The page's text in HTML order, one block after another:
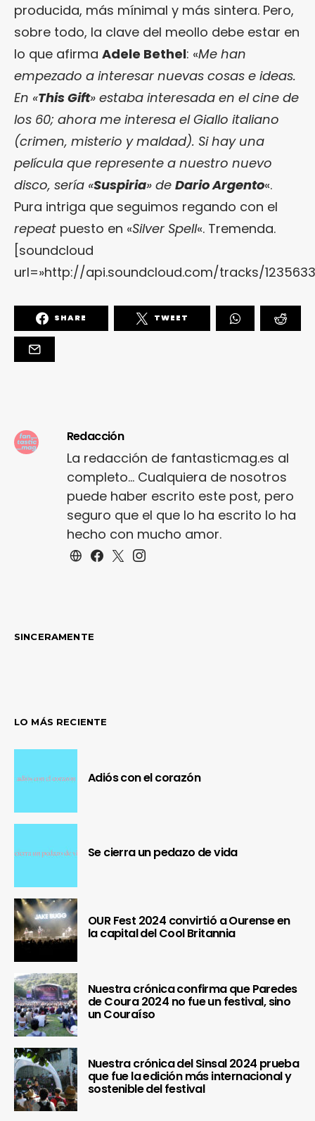
producida, más mínimal y más sintera. Pero,
sobre todo, la clave del meollo debe estar en
lo que afirma Adele Bethel: «Me han
empezado a interesar nuevas cosas e ideas.
En «This Gift» estaba interesada en el cine de
los 60; ahora me interesa el Giallo italiano
(crimen, misterio y maldad). Si hay una
película que represente a nuestro nuevo
disco, sería «Suspiria» de Dario Argento«.
Pura intriga que seguimos regando con el
repeat puesto en «Silver Spell«. Tremenda.
[soundcloud
url=»http://api.soundcloud.com/tracks/
SHARE TWEET
Redacción
La redacción de fantasticmag.es al
completo... Cualquiera de nosotros
puede haber escrito este post, pero
seguro que el que lo ha escrito lo ha
hecho con mucho amor.
SINCERAMENTE
LO MÁS RECIENTE
Adiós con el corazón
Se cierra un pedazo de vida
OUR Fest 2024 convirtió a Ourense en
la capital del Cool Britannia
Nuestra crónica confirma que Paredes
de Coura 2024 no fue un festival, sino
un Couraíso
Nuestra crónica del Sinsal 2024 prueba
que fue la edición más internacional y
sostenible del festival